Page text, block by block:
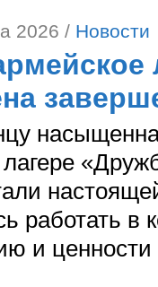
2026 / Новости
работать в
и